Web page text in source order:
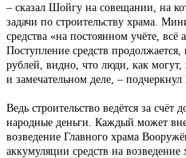
– сказал Шойгу на совещании, на
задачи по строительству храма.
средства «на постоянном учёте,
Поступление средств
рублей, видно, что люди, как могут,
и замечательном деле, –
Ведь строительство ведётся за
народные деньги. Каждый может
возведение Главного храма
аккумуляции средств на